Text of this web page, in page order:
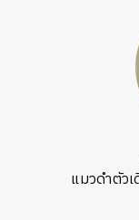
แมวดำตัว